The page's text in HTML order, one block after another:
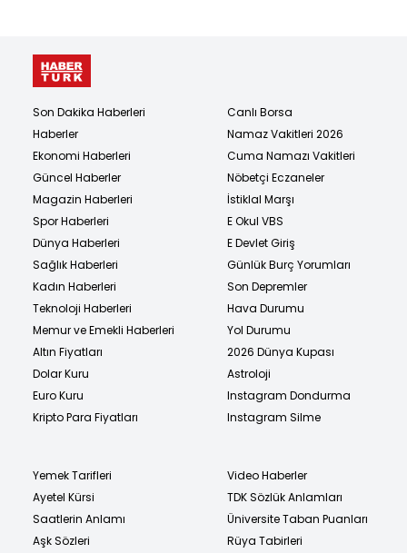
Son Dakika Haberleri
Haberler
Ekonomi Haberleri
Güncel Haberler
Magazin Haberleri
Spor Haberleri
Dünya Haberleri
Sağlık Haberleri
Kadın Haberleri
Teknoloji Haberleri
Memur ve Emekli Haberleri
Altın Fiyatları
Dolar Kuru
Euro Kuru
Kripto Para Fiyatları
Canlı Borsa
Namaz Vakitleri 2026
Cuma Namazı Vakitleri
Nöbetçi Eczaneler
İstiklal Marşı
E Okul VBS
E Devlet Giriş
Günlük Burç Yorumları
Son Depremler
Hava Durumu
Yol Durumu
2026 Dünya Kupası
Astroloji
Instagram Dondurma
Instagram Silme
Yemek Tarifleri
Ayetel Kürsi
Saatlerin Anlamı
Aşk Sözleri
Video Haberler
TDK Sözlük Anlamları
Üniversite Taban Puanları
Rüya Tabirleri